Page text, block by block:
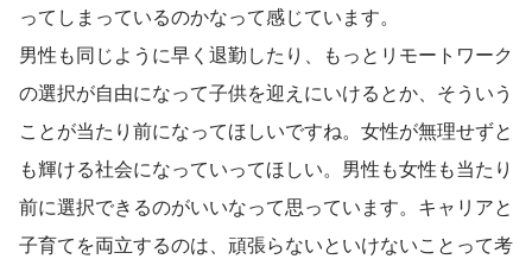
ってしまっているのかなって感じています。
男性も同じように早く退勤したり、もっとリモートワーク
の選択が自由になって子供を迎えにいけるとか、そういう
ことが当たり前になってほしいですね。女性が無理せずと
も輝ける社会になっていってほしい。男性も女性も当たり
前に選択できるのがいいなって思っています。キャリアと
子育てを両立するのは、頑張らないといけないことって考